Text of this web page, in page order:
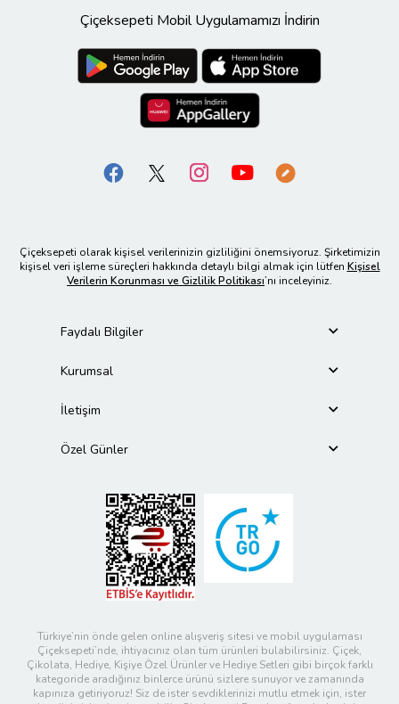
Çiçeksepeti Mobil Uygulamamızı İndirin
Çiçeksepeti olarak kişisel verilerinizin gizliliğini önemsiyoruz. Şirketimizin
kişisel veri işleme süreçleri hakkında detaylı bilgi almak için lütfen Kişisel
Verilerin Korunması ve Gizlilik Politikası’nı inceleyiniz.
Faydalı Bilgiler
Kurumsal
İletişim
Özel Günler
Türkiye’nin önde gelen online alışveriş sitesi ve mobil uygulaması
Çiçeksepeti’nde, ihtiyacınız olan tüm ürünleri bulabilirsiniz. Çiçek,
Çikolata, Hediye, Kişiye Özel Ürünler ve Hediye Setleri gibi birçok farklı
kategoride aradığınız binlerce ürünü sizlere sunuyor ve zamanında
kapınıza getiriyoruz! Siz de ister sevdiklerinizi mutlu etmek için, ister